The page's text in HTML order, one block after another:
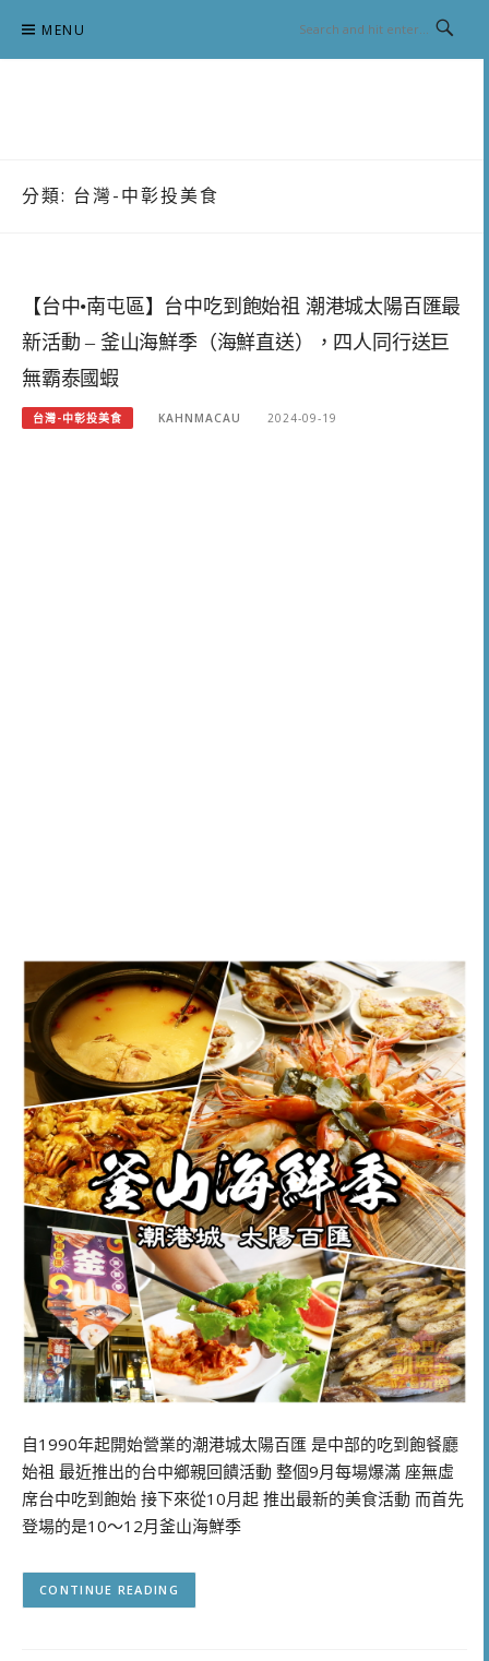
content
MENU
分類: 台灣-中彰投美食
【台中•南屯區】台中吃到飽始祖 潮港城太陽百匯最
新活動 – 釜山海鮮季（海鮮直送），四人同行送巨
無霸泰國蝦
台灣-中彰投美食 KAHNMACAU 2024-09-19
自1990年起開始營業的潮港城太陽百匯 是中部的吃到飽餐廳
始祖 最近推出的台中鄉親回饋活動 整個9月每場爆滿 座無虛
席台中吃到飽始 接下來從10月起 推出最新的美食活動 而首先
登場的是10～12月釜山海鮮季
CONTINUE READING